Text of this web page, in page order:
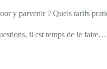
y parvenir ? Quels tarifs
il est temps de le